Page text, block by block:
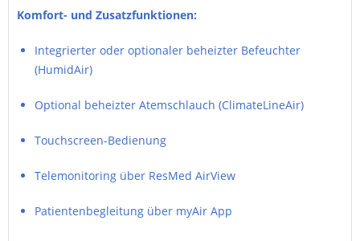
Komfort- und Zusatzfunktionen:
Integrierter oder optionaler beheizter Befeuchter
(HumidAir)
Optional beheizter Atemschlauch (ClimateLineAir)
Touchscreen-Bedienung
Telemonitoring über ResMed AirView
Patientenbegleitung über myAir App